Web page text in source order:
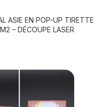
ASIE EN POP-UP TIRETTE
– DÉCOUPE LASER